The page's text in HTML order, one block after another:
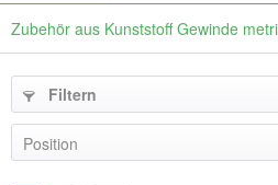
Zubehör aus Kunststoff Gewinde
Filtern